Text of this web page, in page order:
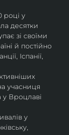
році у
десятки
зі своїми
й постійно
Іспанії,
учасниця
у Вроцлаві
у